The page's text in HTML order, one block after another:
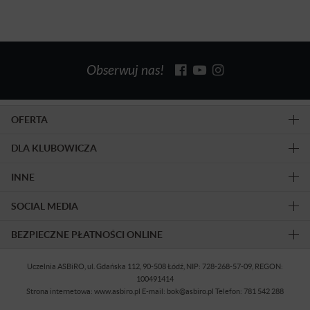
Obserwuj nas!
OFERTA
DLA KLUBOWICZA
INNE
SOCIAL MEDIA
BEZPIECZNE PŁATNOŚCI ONLINE
Uczelnia ASBiRO, ul. Gdańska 112, 90-508 Łódź, NIP: 728-268-57-09, REGON:
100491414
Strona internetowa: www.asbiro.pl E-mail: bok@asbiro.pl Telefon: 781 542 288